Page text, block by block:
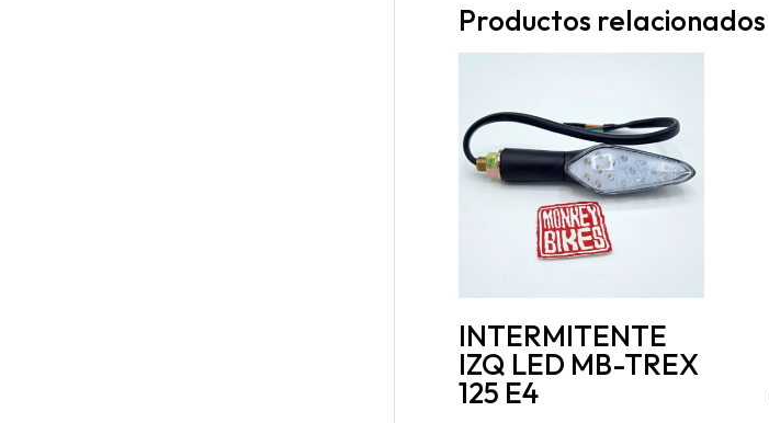
Productos relacionados
INTERMITENTE
IZQ LED MB-TREX
125 E4